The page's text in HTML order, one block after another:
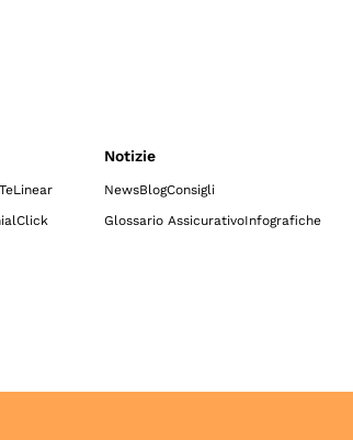
Linear
Notizie
NewsBlogConsigli
Glossario AssicurativoInfografiche